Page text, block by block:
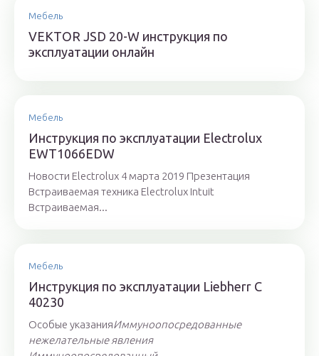
Мебель
VEKTOR JSD 20-W инструкция по
эксплуатации онлайн
Мебель
Инструкция по эксплуатации Electrolux
EWT1066EDW
Новости Electrolux 4 марта 2019 Презентация
Встраиваемая техника Electrolux Intuit
Встраиваемая...
Мебель
Инструкция по эксплуатации Liebherr C
40230
Особые указанияИммуноопосредованные
нежелательные явления